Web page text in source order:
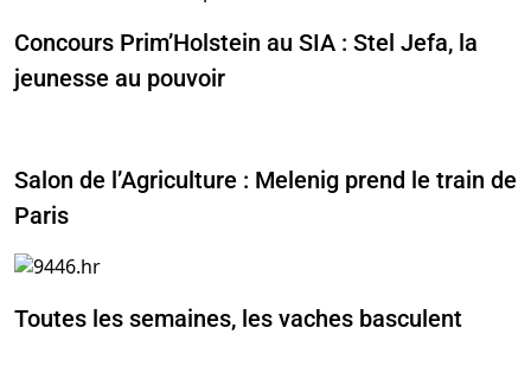
Concours Prim’Holstein au SIA : Stel Jefa, la
jeunesse au pouvoir
Salon de l’Agriculture : Melenig prend le train de
Paris
Toutes les semaines, les vaches basculent